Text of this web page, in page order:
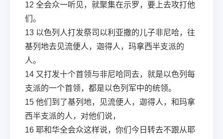
12 全会众一听见，就聚集在示罗，要上去攻打他
们。
13 以色列人打发祭司以利亚撒的儿子非尼哈，往
基列地去见流便人，迦得人，玛拿西半支派的
人。
14 又打发十个首领与非尼哈同去，就是以色列每
支派的一个首领，都是以色列军中的统领。
15 他们到了基列地，见流便人，迦得人，和玛拿
西半支派的人，对他们说，
16 耶和华全会众这样说，你们今日转去不跟从耶